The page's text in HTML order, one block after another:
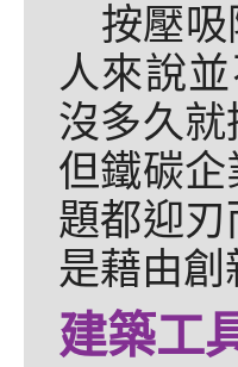
按壓
人來說
沒多久
但鐵碳
題都迎
是藉由
建築工